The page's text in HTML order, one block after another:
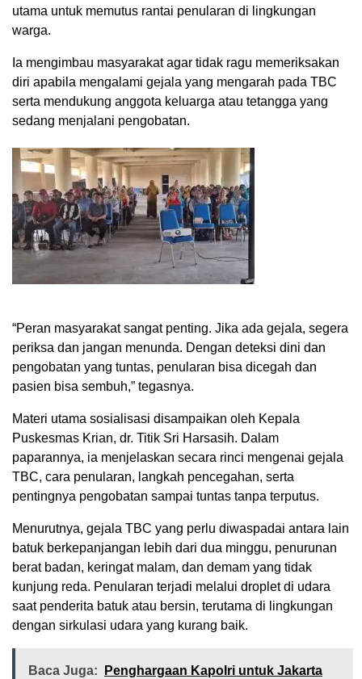
utama untuk memutus rantai penularan di lingkungan
warga.
Ia mengimbau masyarakat agar tidak ragu memeriksakan
diri apabila mengalami gejala yang mengarah pada TBC
serta mendukung anggota keluarga atau tetangga yang
sedang menjalani pengobatan.
“Peran masyarakat sangat penting. Jika ada gejala, segera
periksa dan jangan menunda. Dengan deteksi dini dan
pengobatan yang tuntas, penularan bisa dicegah dan
pasien bisa sembuh,” tegasnya.
Materi utama sosialisasi disampaikan oleh Kepala
Puskesmas Krian, dr. Titik Sri Harsasih. Dalam
paparannya, ia menjelaskan secara rinci mengenai gejala
TBC, cara penularan, langkah pencegahan, serta
pentingnya pengobatan sampai tuntas tanpa terputus.
Menurutnya, gejala TBC yang perlu diwaspadai antara lain
batuk berkepanjangan lebih dari dua minggu, penurunan
berat badan, keringat malam, dan demam yang tidak
kunjung reda. Penularan terjadi melalui droplet di udara
saat penderita batuk atau bersin, terutama di lingkungan
dengan sirkulasi udara yang kurang baik.
Baca Juga:
Penghargaan Kapolri untuk Jakarta